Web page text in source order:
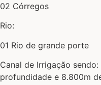
02 Córregos
Rio:
01 Rio de grande porte
Canal de Irrigação
profundidade e 8.800m